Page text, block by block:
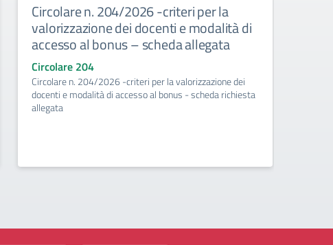
Circolare n. 204/2026 -criteri per la
valorizzazione dei docenti e modalità di
accesso al bonus – scheda allegata
Circolare 204
Circolare n. 204/2026 -criteri per la valorizzazione dei
docenti e modalità di accesso al bonus - scheda richiesta
allegata